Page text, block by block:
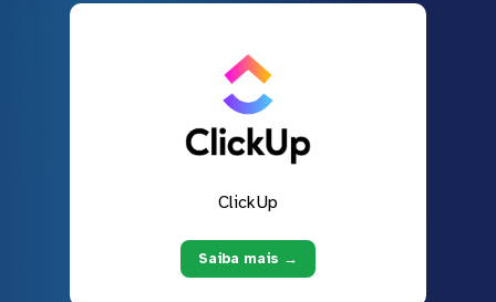
ClickUp
Saiba mais →